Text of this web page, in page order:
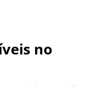
no